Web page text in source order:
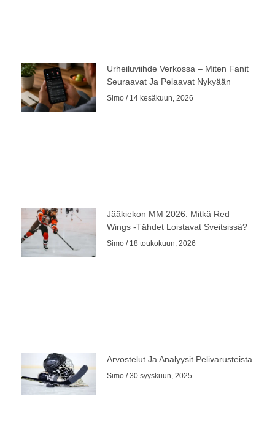
Urheiluviihde Verkossa – Miten Fanit
Seuraavat Ja Pelaavat Nykyään
Simo 14 kesäkuun, 2026
Jääkiekon MM 2026: Mitkä Red
Wings -tähdet Loistavat Sveitsissä?
Simo 18 toukokuun, 2026
Arvostelut Ja Analyysit Pelivarusteista
Simo 30 syyskuun, 2025